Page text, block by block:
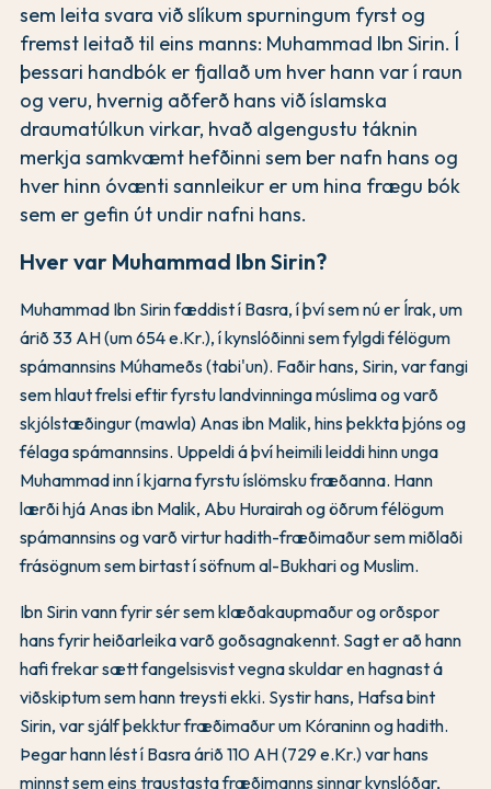
sem leita svara við slíkum spurningum fyrst og
fremst leitað til eins manns: Muhammad Ibn Sirin. Í
þessari handbók er fjallað um hver hann var í raun
og veru, hvernig aðferð hans við íslamska
draumatúlkun virkar, hvað algengustu táknin
merkja samkvæmt hefðinni sem ber nafn hans og
hver hinn óvænti sannleikur er um hina frægu bók
sem er gefin út undir nafni hans.
Hver var Muhammad Ibn Sirin?
Muhammad Ibn Sirin fæddist í Basra, í því sem nú er Írak, um
árið 33 AH (um 654 e.Kr.), í kynslóðinni sem fylgdi félögum
spámannsins Múhameðs (tabi'un). Faðir hans, Sirin, var fangi
sem hlaut frelsi eftir fyrstu landvinninga múslima og varð
skjólstæðingur (mawla) Anas ibn Malik, hins þekkta þjóns og
félaga spámannsins. Uppeldi á því heimili leiddi hinn unga
Muhammad inn í kjarna fyrstu íslömsku fræðanna. Hann
lærði hjá Anas ibn Malik, Abu Hurairah og öðrum félögum
spámannsins og varð virtur hadith-fræðimaður sem miðlaði
frásögnum sem birtast í söfnum al-Bukhari og Muslim.
Ibn Sirin vann fyrir sér sem klæðakaupmaður og orðspor
hans fyrir heiðarleika varð goðsagnakennt. Sagt er að hann
hafi frekar sætt fangelsisvist vegna skuldar en hagnast á
viðskiptum sem hann treysti ekki. Systir hans, Hafsa bint
Sirin, var sjálf þekktur fræðimaður um Kóraninn og hadith.
Þegar hann lést í Basra árið 110 AH (729 e.Kr.) var hans
minnst sem eins traustasta fræðimanns sinnar kynslóðar,